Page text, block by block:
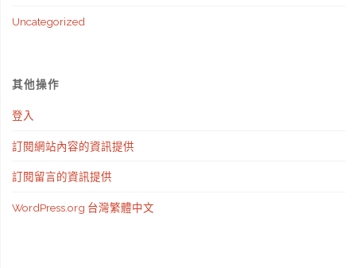
Uncategorized
其他操作
登入
訂閱網站內容的資訊提供
訂閱留言的資訊提供
WordPress.org 台灣繁體中文